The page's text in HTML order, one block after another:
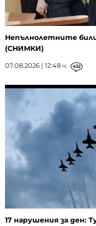
Непълнолетните
(СНИМКИ)
07.08.2026 | 12:48 ч. 432
17 нарушения за ден: